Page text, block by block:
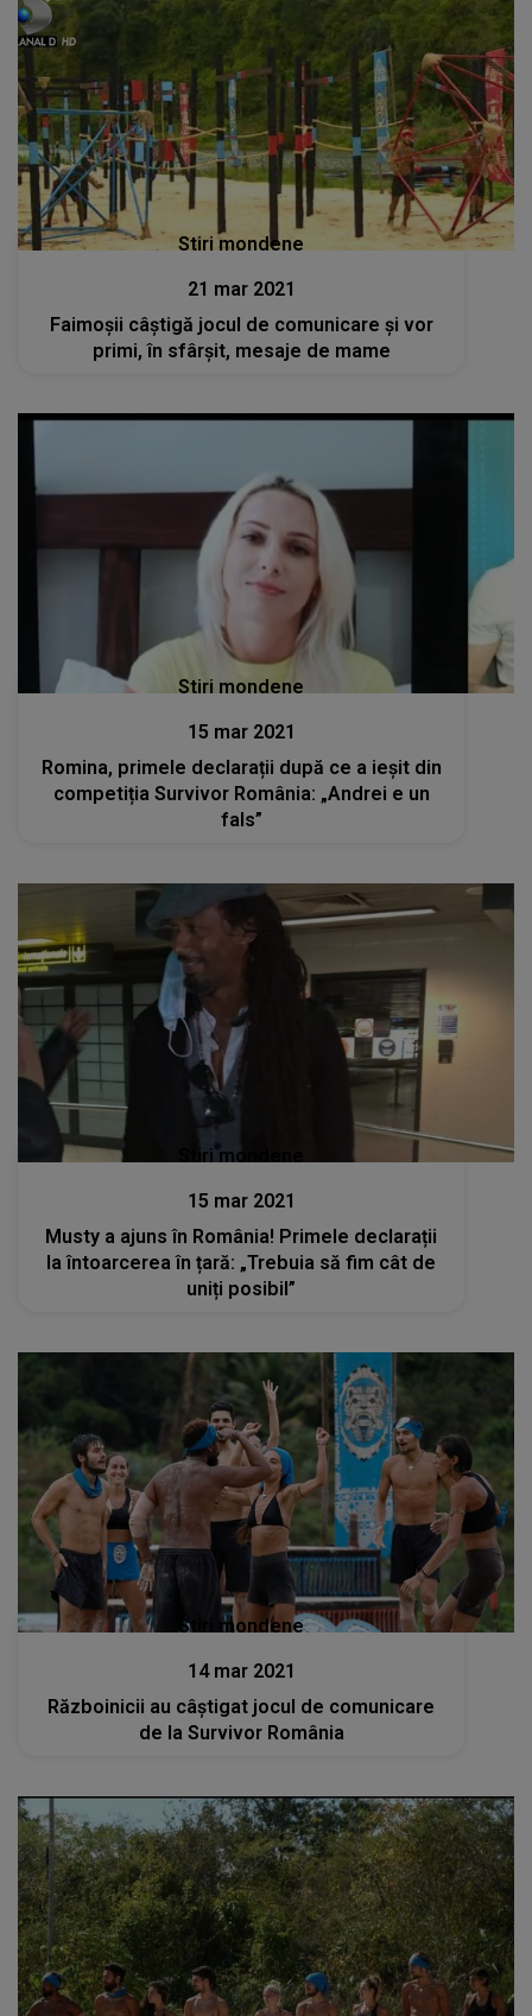
Stiri mondene
21 mar 2021
Faimoșii câștigă jocul de comunicare și vor
primi, în sfârșit, mesaje de mame
Stiri mondene
15 mar 2021
Romina, primele declarații după ce a ieșit din
competiția Survivor România: „Andrei e un
fals”
Stiri mondene
15 mar 2021
Musty a ajuns în România! Primele declarații
la întoarcerea în țară: „Trebuia să fim cât de
uniți posibil”
Stiri mondene
14 mar 2021
Războinicii au câștigat jocul de comunicare
de la Survivor România